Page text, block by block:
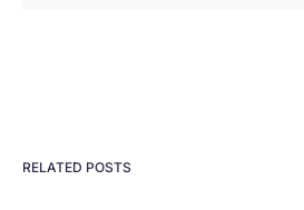
RELATED POSTS